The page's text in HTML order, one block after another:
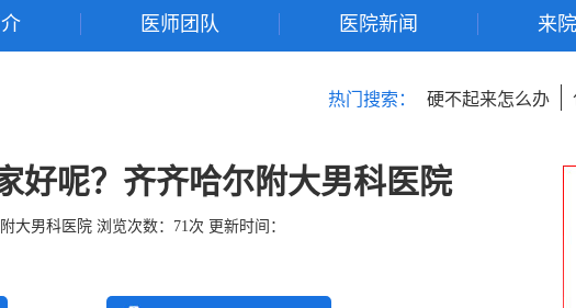
医师团队 医院新闻 来
热门搜索： 硬不起来怎么办
好呢？齐齐哈尔附大男科医院
大男科医院 浏览次数： 71次 更新时间：